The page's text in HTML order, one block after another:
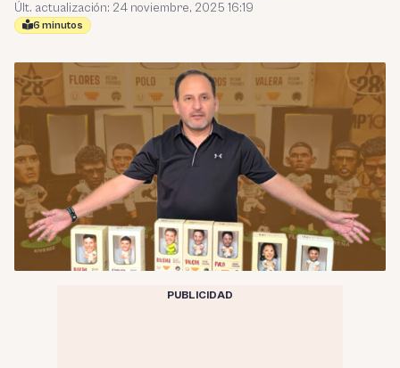
Últ. actualización: 24 noviembre, 2025 16:19
6 minutos
PUBLICIDAD